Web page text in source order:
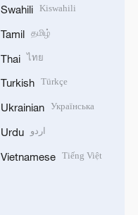
Swahili Kiswahili
Tamil தமிழ்
Thai ไทย
Turkish Türkçe
Ukrainian Українська
Urdu اردو
Vietnamese Tiếng Việt